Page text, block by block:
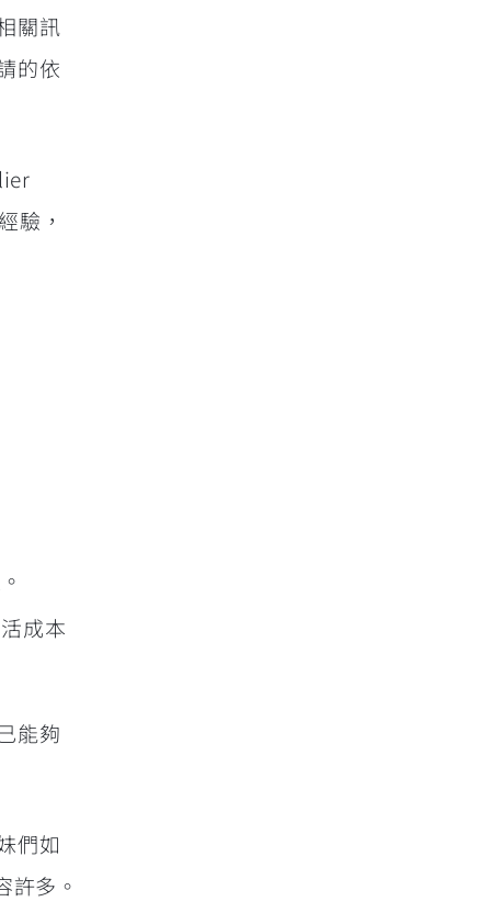
關訊
的依
驗，
成本
能夠
們如
許多。